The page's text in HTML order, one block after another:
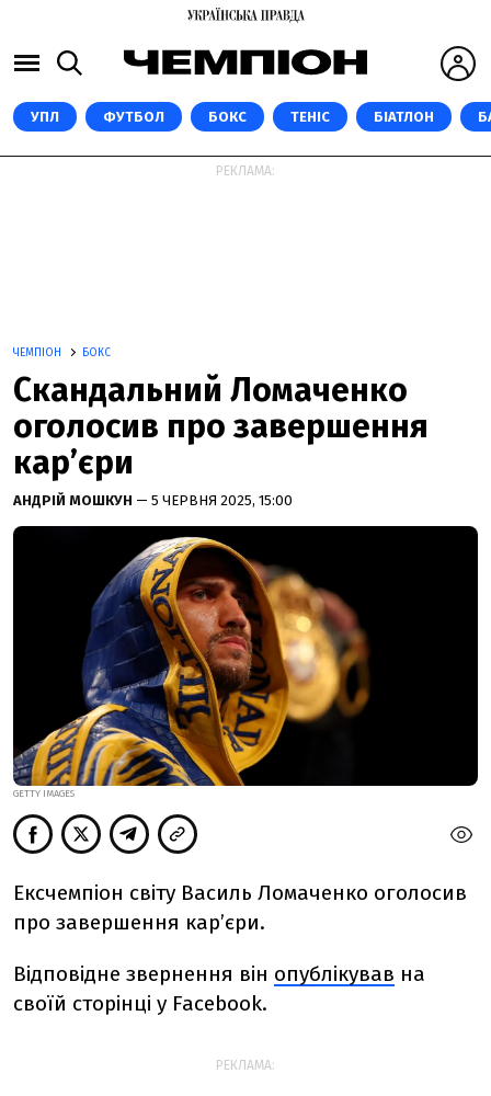
УПЛ ФУТБОЛ БОКС ТЕНІС БІАТЛОН
РЕКЛАМА:
ЧЕМПІОН БОКС
Скандальний Ломаченко
оголосив про завершення
кар’єри
АНДРІЙ МОШКУН — 5 ЧЕРВНЯ 2025, 15:00
GETTY IMAGES
Ексчемпіон світу Василь Ломаченко оголосив
про завершення кар’єри.
Відповідне звернення він опублікував на
своїй сторінці у Facebook.
РЕКЛАМА: